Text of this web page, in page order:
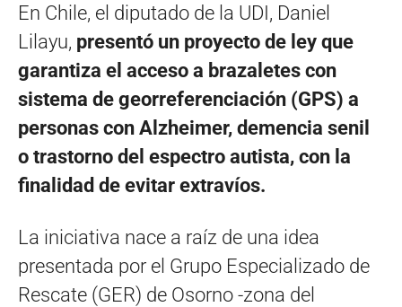
En Chile, el diputado de la UDI, Daniel
Lilayu, presentó un proyecto de ley que
garantiza el acceso a brazaletes con
sistema de georreferenciación (GPS) a
personas con Alzheimer, demencia senil
o trastorno del espectro autista, con la
finalidad de evitar extravíos.
La iniciativa nace a raíz de una idea
presentada por el Grupo Especializado de
Rescate (GER) de Osorno -zona del